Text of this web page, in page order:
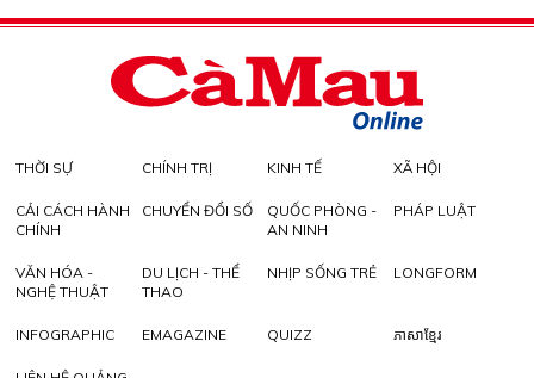
THỜI SỰ CHÍNH TRỊ KINH TẾ XÃ HỘI
CẢI CÁCH HÀNH
CHÍNH
CHUYỂN ĐỔI SỐ
QUỐC PHÒNG -
AN NINH
PHÁP LUẬT
VĂN HÓA -
NGHỆ THUẬT
DU LỊCH - THỂ
THAO
NHỊP SỐNG TRẺ LONGFORM
INFOGRAPHIC EMAGAZINE QUIZZ ភាសាខ្មែរ